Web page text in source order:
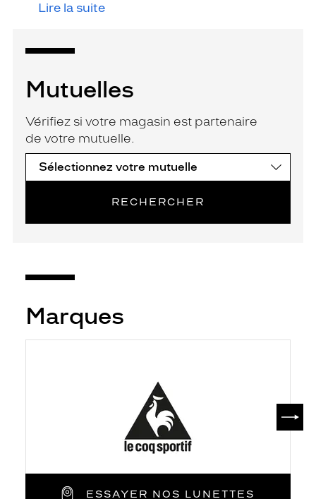
Lire la suite
Mutuelles
Vérifiez si votre magasin est partenaire
de votre mutuelle.
RECHERCHER
Marques
ESSAYER NOS LUNETTES